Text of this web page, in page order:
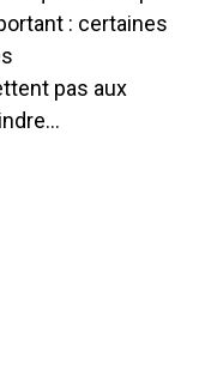
: certaines
pas aux